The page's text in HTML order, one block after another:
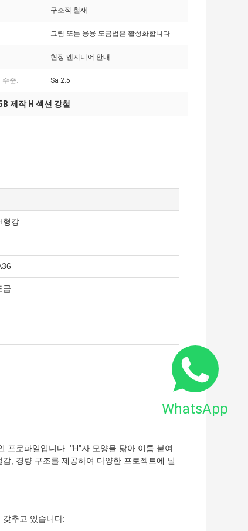
구조적 철재
그림 또는 용융 도금법은 활성화합니다
현장 엔지니어 안내
수준: Sa 2.5
제작 H 섹션 강철
형강
금
프로파일입니다. "H"자 모양을 닮아 이름 붙여
, 경량 구조를 제공하여 다양한 프로젝트에 널
추고 있습니다:
WhatsApp